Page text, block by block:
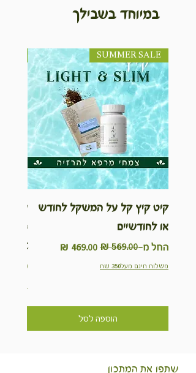
במיוחד בשבילך
SUMMER SALE
קיט קיץ קל על המשקל לחודש
או לחודשיים
החל מ-
מחיר רגיל
מחיר מבצע
משלוח חינם מעל350 שח
הוספה לסל
ערכת
Kit
מחיר